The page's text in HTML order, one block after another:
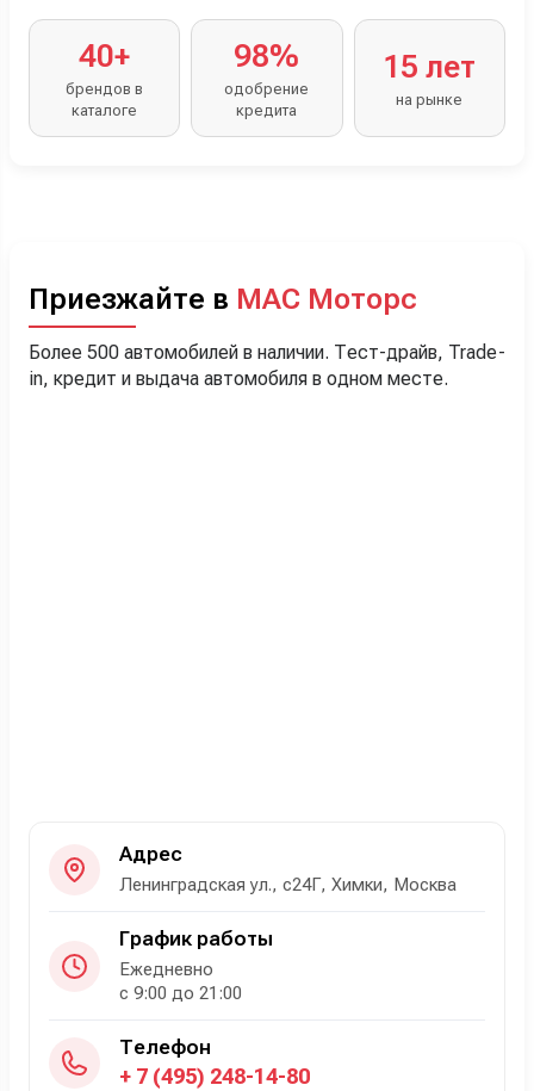
40+
брендов в
каталоге
98%
одобрение
кредита
15 лет
на рынке
Приезжайте в МАС Моторс
Более 500 автомобилей в наличии. Тест-драйв, Trade-
in, кредит и выдача автомобиля в одном месте.
Адрес
Ленинградская ул., с24Г, Химки, Москва
График работы
Ежедневно
с 9:00 до 21:00
Телефон
+ 7 (495) 248-14-80